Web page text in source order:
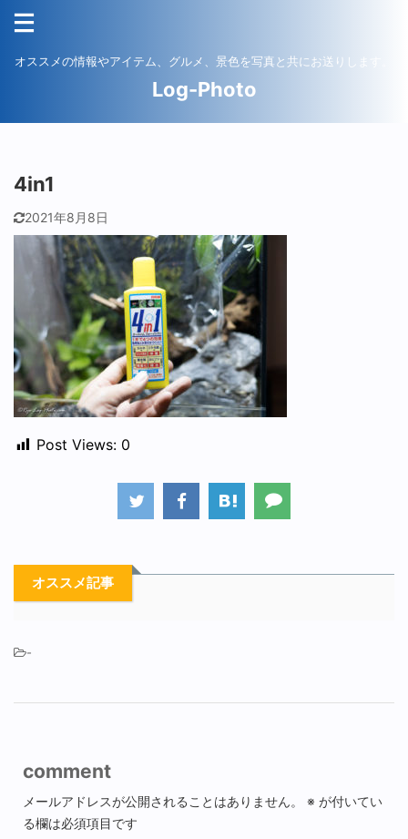
オススメの情報やアイテム、グルメ、景色を写真と共にお送りします。
Log-Photo
4in1
2021年8月8日
Post Views: 0
オススメ記事
-
comment
メールアドレスが公開されることはありません。 ※ が付いてい
る欄は必須項目です